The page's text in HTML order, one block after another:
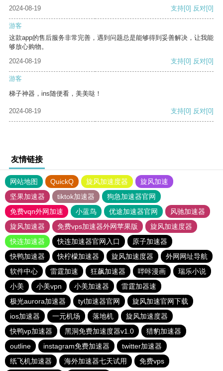
2024-08-19
支持[0] 反对[0]
游客
这款app的售后服务非常完善，遇到问题总是能够得到妥善解决，让我能
够放心购物。
2024-08-19
支持[0] 反对[0]
游客
梯子神器，ins随便看，美美哒！
2024-08-19 支持[0] 反对[0]
友情链接
网站地图 QuickQ 旋风加速度器
旋风加速
坚果加速器
tiktok加速器
狗急加速器官网
免费vqn外网加速
小蓝鸟 优途加速器官网
风驰加速器
旋风加速器
免费vps加速器外网苹果版
旋风加速度器
快连加速器
快连加速器官网入口
原子加速器
快鸭加速器
快柠檬加速器 旋风加速度器
外网网址导航
软件中心
雷霆加速 狂飙加速器 哔咔漫画
瑞乐小说
小美
小美vpn 小美加速器
雷霆加器速
极光aurora加速器
tyl加速器官网
旋风加速官网下载
ios加速器
一元机场 落地机
旋风加速度器
快鸭vp加速器
黑洞免费加速度器v1.0
猎豹加速器
outline
instagram免费加速器
twitter加速器
纸飞机加速器
海外加速器七天试用
免费vps